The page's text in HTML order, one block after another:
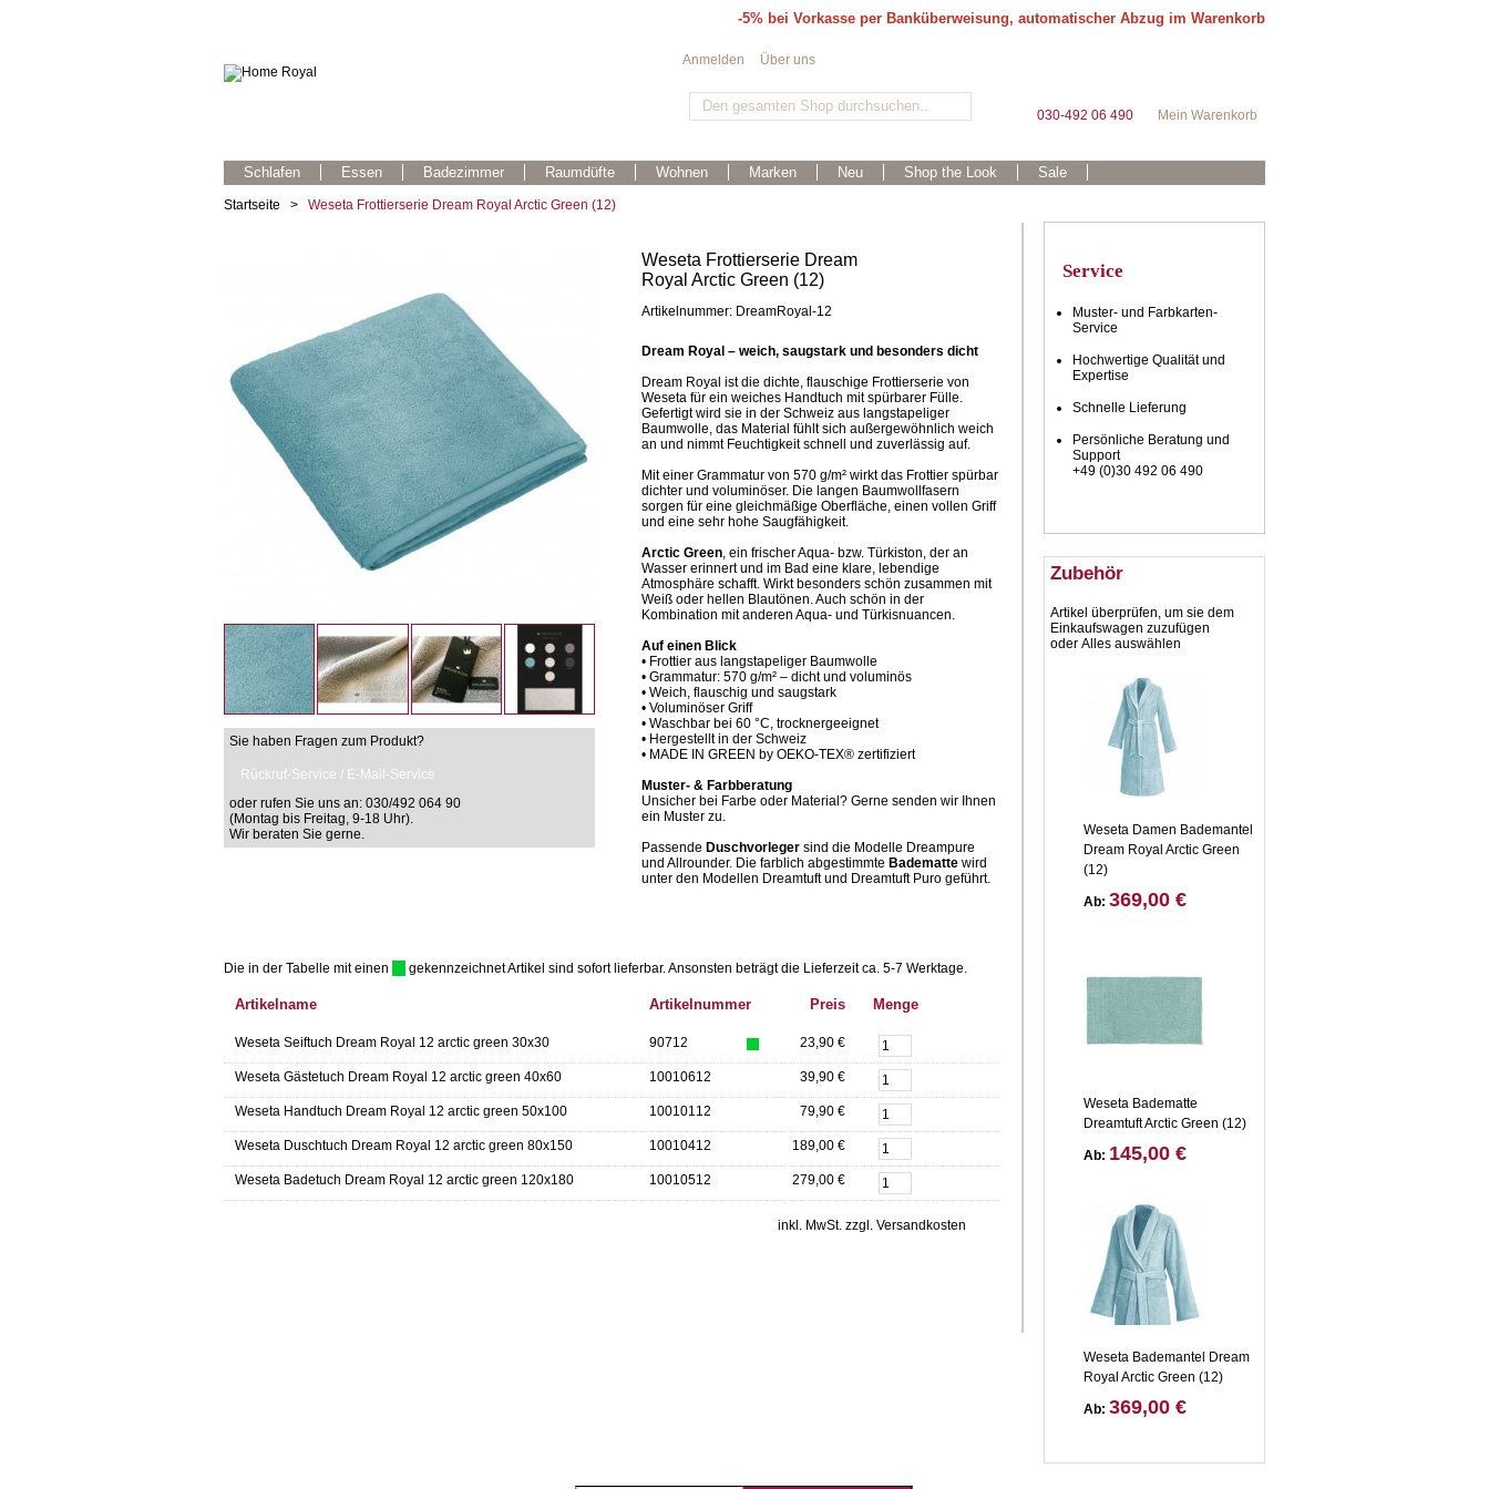
-5% bei Vorkasse per Banküberweisung, automatischer Abzug im Warenkorb
Mein Warenkorb
030-492 06 490
Schlafen Essen Badezimmer Raumdüfte Wohnen Marken Neu Shop the Look Sale
Anmelden Über uns
Startseite > Weseta Frottierserie Dream Royal Arctic Green (12)
Sie haben Fragen zum Produkt?
Rückruf-Service / E-Mail-Service
oder rufen Sie uns an: 030/492 064 90
(Montag bis Freitag, 9-18 Uhr).
Wir beraten Sie gerne.
Weseta Frottierserie Dream
Royal Arctic Green (12)
Artikelnummer: DreamRoyal-12
Dream Royal – weich, saugstark und besonders dicht
Dream Royal ist die dichte, flauschige Frottierserie von
Weseta für ein weiches Handtuch mit spürbarer Fülle.
Gefertigt wird sie in der Schweiz aus langstapeliger
Baumwolle, das Material fühlt sich außergewöhnlich weich
an und nimmt Feuchtigkeit schnell und zuverlässig auf.
Mit einer Grammatur von 570 g/m² wirkt das Frottier spürbar
dichter und voluminöser. Die langen Baumwollfasern
sorgen für eine gleichmäßige Oberfläche, einen vollen Griff
und eine sehr hohe Saugfähigkeit.
Arctic Green, ein frischer Aqua- bzw. Türkiston, der an
Wasser erinnert und im Bad eine klare, lebendige
Atmosphäre schafft. Wirkt besonders schön zusammen mit
Weiß oder hellen Blautönen. Auch schön in der
Kombination mit anderen Aqua- und Türkisnuancen.
Auf einen Blick
• Frottier aus langstapeliger Baumwolle
• Grammatur: 570 g/m² – dicht und voluminös
• Weich, flauschig und saugstark
• Voluminöser Griff
• Waschbar bei 60 °C, trocknergeeignet
• Hergestellt in der Schweiz
• MADE IN GREEN by OEKO-TEX® zertifiziert
Muster- & Farbberatung
Unsicher bei Farbe oder Material? Gerne senden wir Ihnen
ein Muster zu.
Passende Duschvorleger sind die Modelle Dreampure
und Allrounder. Die farblich abgestimmte Badematte wird
unter den Modellen Dreamtuft und Dreamtuft Puro geführt.
Die in der Tabelle mit einen gekennzeichnet Artikel sind sofort lieferbar.Ansonsten beträgt die Lieferzeit ca. 5-7 Werktage.
Artikelname Artikelnummer Preis Menge
Weseta Seiftuch Dream Royal 12 arctic green 30x30 90712 23,90 €
Weseta Gästetuch Dream Royal 12 arctic green 40x60 10010612 39,90 €
Weseta Handtuch Dream Royal 12 arctic green 50x100 10010112 79,90 €
Weseta Duschtuch Dream Royal 12 arctic green 80x150 10010412 189,00 €
Weseta Badetuch Dream Royal 12 arctic green 120x180 10010512 279,00 €
inkl. MwSt. zzgl. Versandkosten
Service
Muster- und Farbkarten-
Service
Hochwertige Qualität und
Expertise
Schnelle Lieferung
Persönliche Beratung und
Support
+49 (0)30 492 06 490
Zubehör
Artikel überprüfen, um sie dem
Einkaufswagen zuzufügen
oder Alles auswählen
Weseta Damen Bademantel
Dream Royal Arctic Green
(12)
Ab: 369,00 €
Weseta Badematte
Dreamtuft Arctic Green (12)
Ab: 145,00 €
Weseta Bademantel Dream
Royal Arctic Green (12)
Ab: 369,00 €